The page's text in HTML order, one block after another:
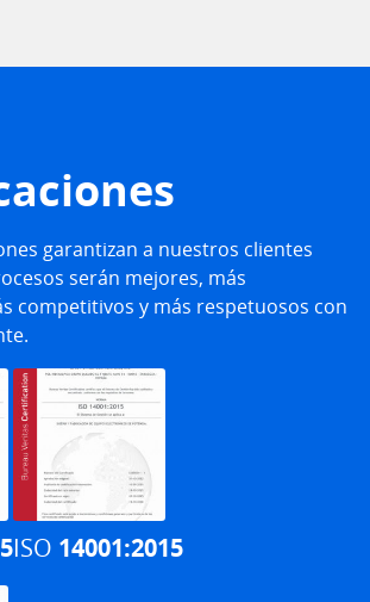
garantizan a nuestros clientes
serán mejores, más
competitivos y más respetuosos con
ISO 14001:2015